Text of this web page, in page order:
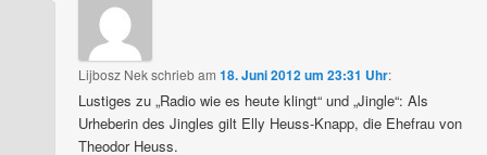
Lijbosz Nekschriebam18. Juni 2012 um 23:31 Uhr:
Lustiges zu „Radio wie es heute klingt“ und „Jingle“: Als
Urheberin des Jingles gilt Elly Heuss-Knapp, die Ehefrau von
Theodor Heuss.